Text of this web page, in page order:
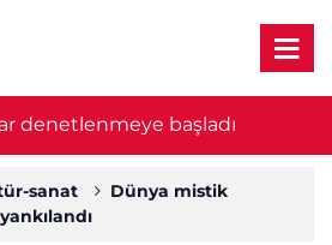
denetlenmeye başladı
sanat
Dünya mistik